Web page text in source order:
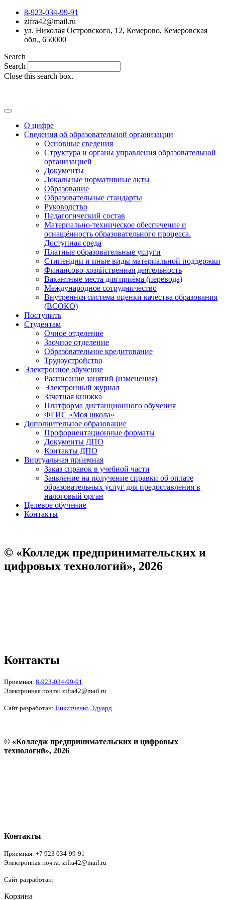
8-923-034-99-91
zifra42@mail.ru
ул. Николая Островского, 12, Кемерово, Кемеровская
обл., 650000
Search
Search
Close this search box.
О цифре
Сведения об образовательной организации
Основные сведения
Структура и органы управления образовательной
организацией
Документы
Локальные нормативные акты
Образование
Образовательные стандарты
Руководство
Педагогический состав
Материально-техническое обеспечение и
оснащённость образовательного процесса.
Доступная среда
Платные образовательные услуги
Стипендии и иные виды материальной поддержки
Финансово-хозяйственная деятельность
Вакантные места для приёма (перевода)
Международное сотрудничество
Внутренняя система оценки качества образования
(ВСОКО)
Поступить
Студентам
Очное отделение
Заочное отделение
Образовательное кредитование
Трудоустройство
Электронное обучение
Расписание занятий (изменения)
Электронный журнал
Зачетная книжка
Платформа дистанционного обучения
ФГИС «Моя школа»
Дополнительное образование
Профориентационные форматы
Документы ДПО
Контакты ДПО
Виртуальная приемная
Заказ справок в учебной части
Заявление на получение справки об оплате
образовательных услуг для предоставления в
налоговый орган
Целевое обучение
Контакты
© «Колледж предпринимательских и
цифровых технологий», 2026
Контакты
Приемная: 8-923-034-99-91
Электронная почта: zifra42@mail.ru
Сайт разработан: Никитченко Эдуард
© «Колледж предпринимательских и цифровых
технологий», 2026
Контакты
Приемная: +7 923 034-99-91
Электронная почта: zifra42@mail.ru
Сайт разработан:
Корзина